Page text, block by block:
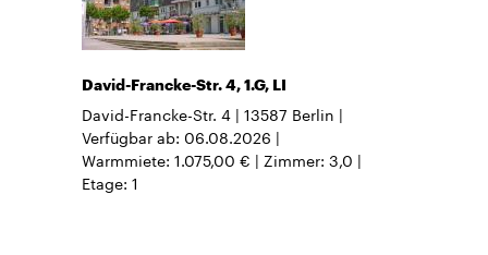
David-Francke-Str. 4, 1.G, LI
David-Francke-Str. 4 13587 Berlin
Verfügbar ab 06.08.2026
Warmmiete 1.075,00 € Zimmer 3,0
Etage 1